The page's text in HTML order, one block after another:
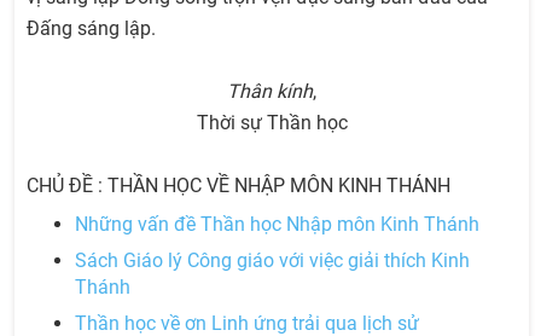
Đấng sáng lập.
Thân kính,
Thời sự Thần học
CHỦ ĐỀ : THẦN HỌC VỀ NHẬP MÔN KINH THÁNH
Những vấn đề Thần học Nhập môn Kinh Thánh
Sách Giáo lý Công giáo với việc giải thích Kinh
Thánh
Thần học về ơn Linh ứng trải qua lịch sử